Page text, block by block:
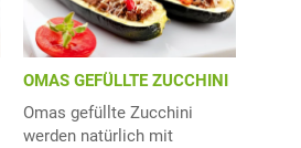
OMAS GEFÜLLTE ZUCCHINI
Omas gefüllte Zucchini
werden natürlich mit